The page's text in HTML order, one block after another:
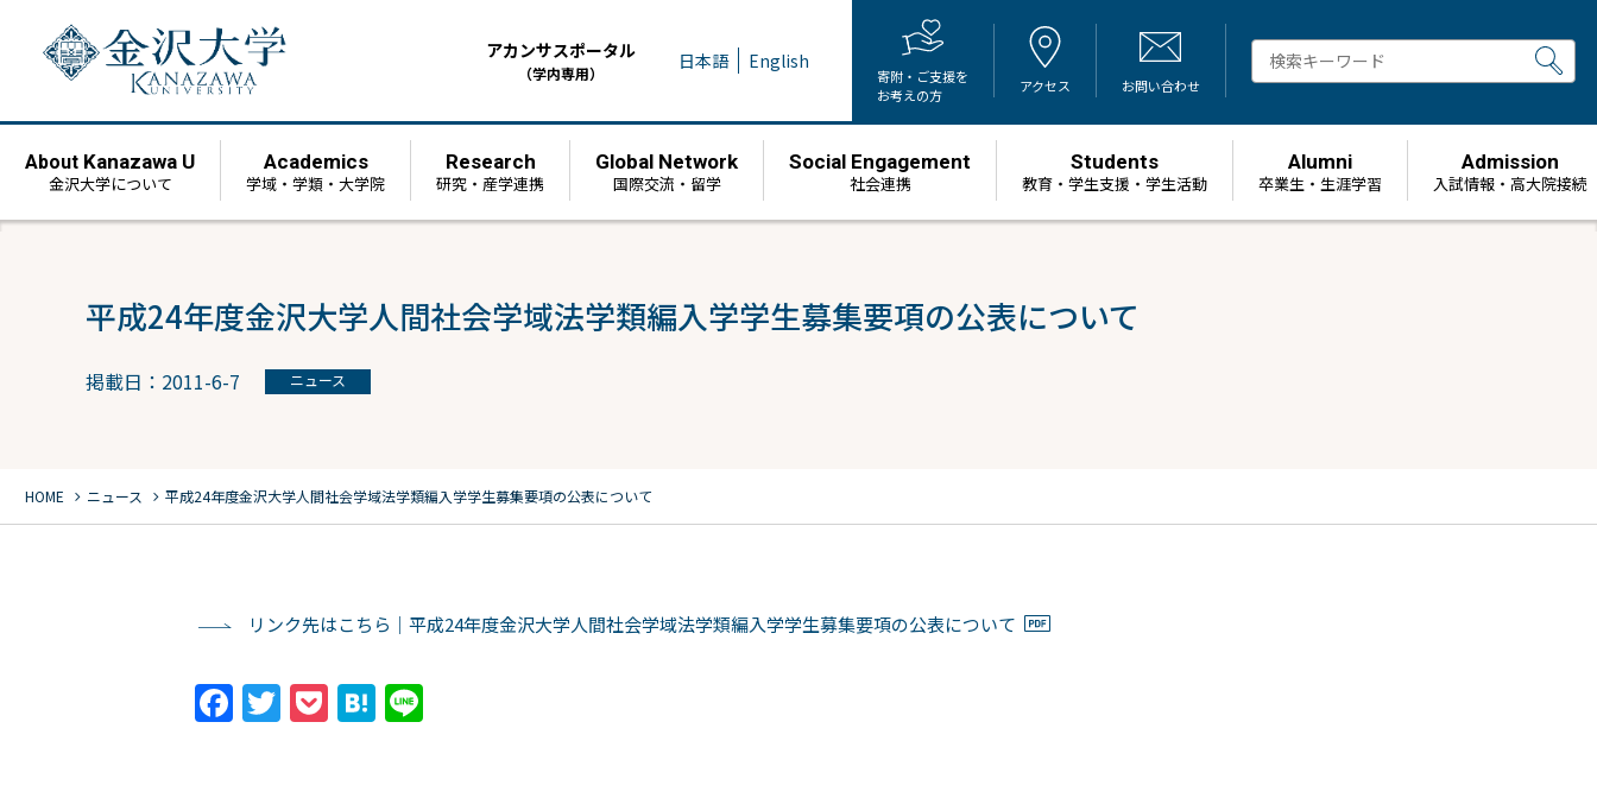
アカンサスポータル
（学内専用） 日本語 English
寄附・ご支援を
お考えの方
アクセス お問い合わせ
About Kanazawa U
金沢大学について
Academics
学域・学類・大学院
Research
研究・産学連携
Global Network
国際交流・留学
Social Engagement
社会連携
Students
教育・学生支援・学生活動
Alumni
卒業生・生涯学習
Admission
⼊試情報・高大院接続
平成24年度金沢大学人間社会学域法学類編入学学生募集要項の公表について
掲載日：2011-6-7 ニュース
HOME chevron_right ニュース chevron_right 平成24年度金沢大学人間社会学域法学類編入学学生募集要項の公表について
リンク先はこちら｜平成24年度金沢大学人間社会学域法学類編入学学生募集要項の公表について
Facebook
Twitter
PocketHatena